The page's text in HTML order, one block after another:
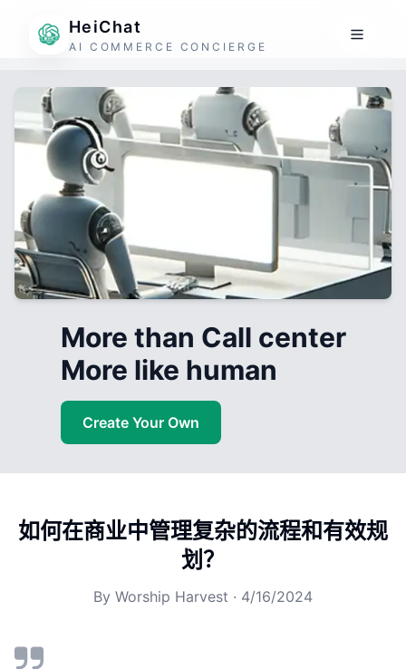
HeiChat
AI COMMERCE CONCIERGE
More than Call center
More like human
Create Your Own
如何在商业中管理复杂的流程和有效规
划？
By Worship Harvest · 4/16/2024